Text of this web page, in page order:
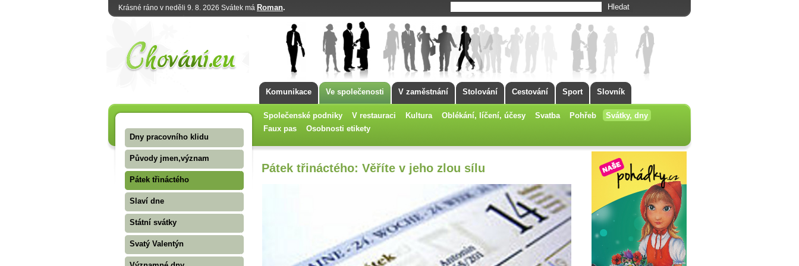
Krásné ráno v neděli 9. 8. 2026 Svátek má Roman.
Komunikace Ve společenosti V zaměstnání Stolování Cestování Sport Slovník
Společenské podniky V restauraci Kultura Oblékání, líčení, účesy Svatba Pohřeb
Svátky, dny
Faux pas
Osobnosti etikety
Dny pracovního klidu
Původy jmen,význam
Pátek třináctého
Slaví dne
Státní svátky
Svatý Valentýn
Pátek třináctého: Věříte v jeho zlou sílu